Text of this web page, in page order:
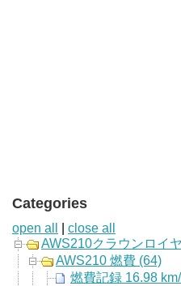
Categories
open all
close all
AWS210クラウンロイ
AWS210 燃費 (64)
燃費記録 16.98